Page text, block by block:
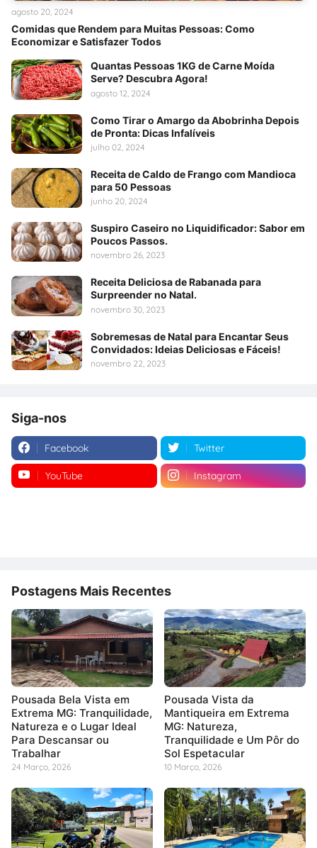
Comidas que Rendem para Muitas Pessoas: Como
Economizar e Satisfazer Todos
agosto 20, 2024
Quantas Pessoas 1KG de Carne Moída
Serve? Descubra Agora!
agosto 12, 2024
Como Tirar o Amargo da Abobrinha Depois
de Pronta: Dicas Infalíveis
julho 02, 2024
Receita de Caldo de Frango com Mandioca
para 50 Pessoas
junho 20, 2024
Suspiro Caseiro no Liquidificador: Sabor em
Poucos Passos.
novembro 26, 2023
Receita Deliciosa de Rabanada para
Surpreender no Natal.
novembro 30, 2023
Sobremesas de Natal para Encantar Seus
Convidados: Ideias Deliciosas e Fáceis!
novembro 22, 2023
Siga-nos
Facebook Twitter
YouTube Instagram
Postagens Mais Recentes
Pousada Bela Vista em
Extrema MG: Tranquilidade,
Natureza e o Lugar Ideal
Para Descansar ou
Trabalhar
24 Março, 2026
Pousada Vista da
Mantiqueira em Extrema
MG: Natureza,
Tranquilidade e Um Pôr do
Sol Espetacular
10 Março, 2026